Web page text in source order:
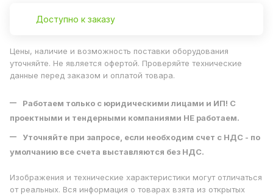
Доступно к заказу
Цены, наличие и возможность поставки оборудования
уточняйте. Не является офертой. Проверяйте технические
данные перед заказом и оплатой товара.
Работаем только с юридическими лицами и ИП! С
проектными и тендерными компаниями НЕ работаем.
Уточняйте при запросе, если необходим счет с НДС - по
умолчанию все счета выставляются без НДС.
Изображения и технические характеристики могут отличаться
от реальных. Вся информация о товарах взята из открытых